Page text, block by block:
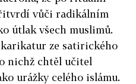
vůči radikálním
útlak všech muslimů.
ze satirického
nichž chtěl učitel
urážky celého islámu.